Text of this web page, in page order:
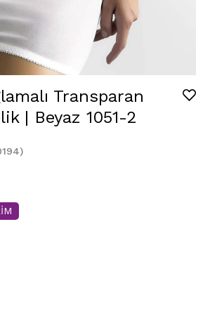
Transparan
| Beyaz 1051-2